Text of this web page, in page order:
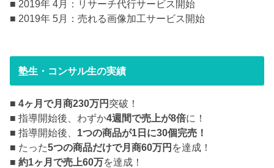
■ 2019年 4月：リサーチ代行サービス開始
■ 2019年 5月：売れる画像加工サービス開始
塾生・コンサル生の実績
■4ヶ月で月商230万円 突破！
■ 指導開始後、わずか4週間で売上が8倍に！
■ 指導開始後、 1つの商品が1日に30個完売！
■ たった5つの商品だけで月商60万円 を達成！
■約1ヶ月で売上60万を達成！